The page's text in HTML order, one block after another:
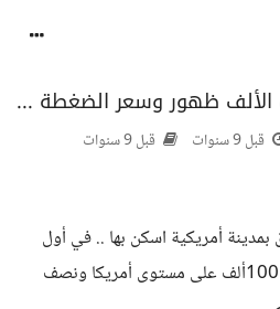
الألف ظهور وسعر الضغطة ...
قبل 9 سنوات قبل 9 سنوات
أمريكية اسكن بها .. في أول
شهرين وصل إلى ترتيب 100ألف على مستوى أمريكا ونصف